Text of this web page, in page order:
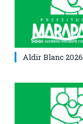
Aldir Blanc 2026